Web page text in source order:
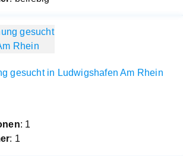
gesucht in Ludwigshafen Am Rhein
: 1
: 1